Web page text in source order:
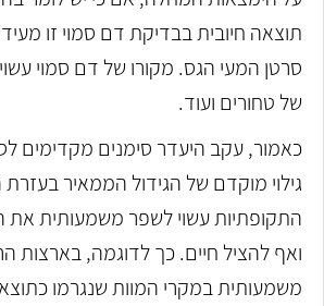
תוצאה חיובית בבדיקת דם סמוי זו
סרטן המעי הגס. מקורו של דם סמוי
של טחורים ועוד.
כאמור, עקב היעדר סימנים מקדימים
גילוי מוקדם של הגידול הממאיר
התקופתיות עשוי לשפר משמעותית
ואף להציל חיים. כך לדוגמה, בארצות
משמעותית במקרי המוות שנגרמו